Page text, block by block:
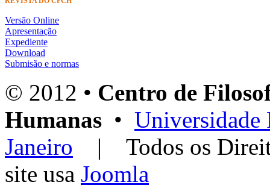
Versão Online
Apresentação
Expediente
Download
Submisão e normas
© 2012 • Centro de
Humanas • Universidade
Janeiro | Todos os
site usa Joomla